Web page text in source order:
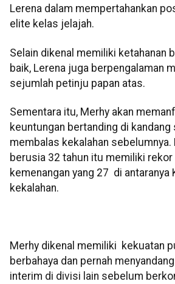
Lerena dalam mempertahankan
elite kelas jelajah.
Selain dikenal memiliki ketahanan
baik, Lerena juga berpengalaman
sejumlah petinju papan atas.
Sementara itu, Merhy akan
keuntungan bertanding di kandang
membalas kekalahan
berusia 32 tahun itu memiliki
kemenangan yang 27 di antaranya
kekalahan.
Merhy dikenal memiliki kekuatan
berbahaya dan pernah
interim di divisi lain sebelum